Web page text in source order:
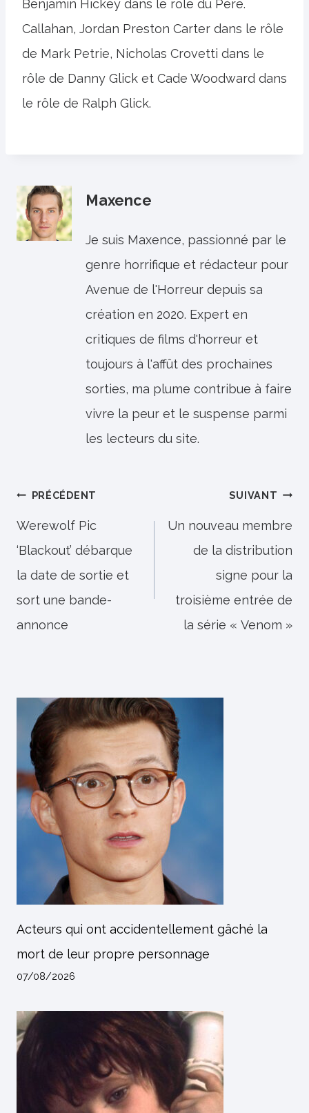
Benjamin Hickey dans le rôle du Père.
Callahan, Jordan Preston Carter dans le rôle
de Mark Petrie, Nicholas Crovetti dans le
rôle de Danny Glick et Cade Woodward dans
le rôle de Ralph Glick.
Maxence
Je suis Maxence, passionné par le
genre horrifique et rédacteur pour
Avenue de l'Horreur depuis sa
création en 2020. Expert en
critiques de films d'horreur et
toujours à l'affût des prochaines
sorties, ma plume contribue à faire
vivre la peur et le suspense parmi
les lecteurs du site.
Navigation
de
l’article
PRÉCÉDENT
Werewolf Pic
‘Blackout’ débarque
la date de sortie et
sort une bande-
annonce
SUIVANT
Un nouveau membre
de la distribution
signe pour la
troisième entrée de
la série « Venom »
Acteurs qui ont accidentellement gâché la
mort de leur propre personnage
07/08/2026